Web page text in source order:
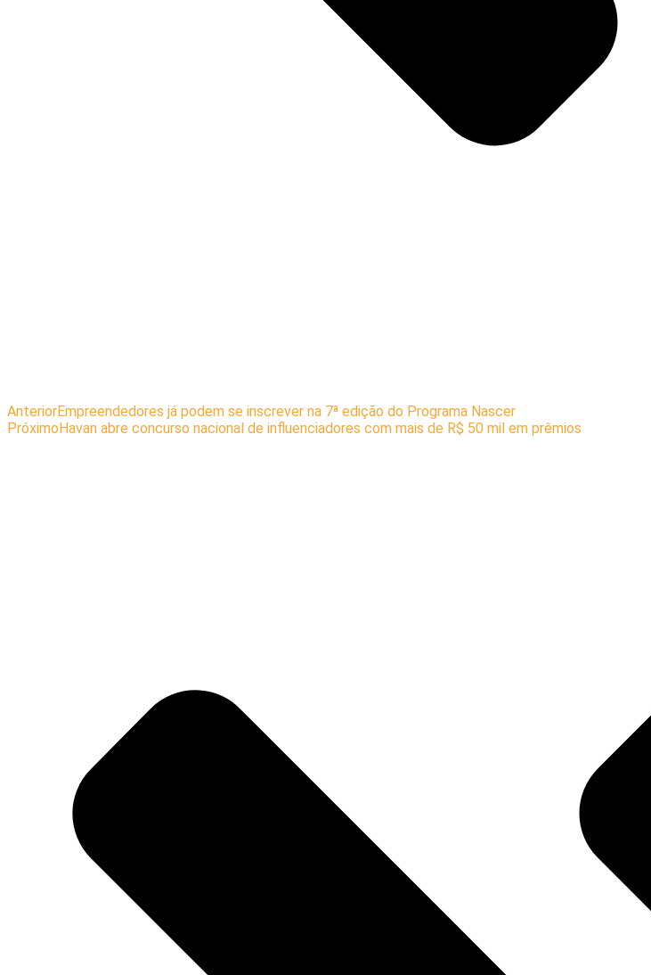
AnteriorEmpreendedores já podem se inscrever na 7ª edição do Programa Nascer
PróximoHavan abre concurso nacional de influenciadores com mais de R$ 50 mil em prêmios